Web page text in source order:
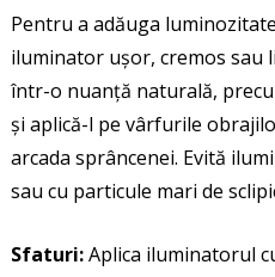
Pentru a adăuga
iluminator ușor, cremos sau
într-o nuanță naturală,
și aplică-l pe vârfurile
arcada sprâncenei. Evită
sau cu particule mari de
Sfaturi:Aplica iluminatorul